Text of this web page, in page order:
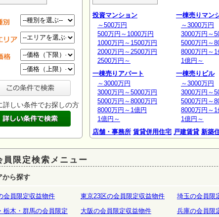
詳しい条件でお探しの方
投資マンション
～500万円
500万円～1000万円
1000万円～1500万円
2000万円～2500万円
2500万円～
一棟売りアパート
～3000万円
3000万円～5000万円
5000万円～8000万円
8000万円～1億円
1億円～
一棟売りマン
～3000万円
3000万円～
5000万円～
8000万円～1
1億円～
一棟売りビル
～3000万円
3000万円～
5000万円～
8000万円～1
1億円～
店舗・事務所 賃貸併用住宅 戸建賃貸 新築
員限定検索メニュー
から探す
会員限定収益物件 東京23区の会員限定収益物件 埼玉の会員限
栃木・群馬の会員限定
大阪の会員限定収益物件 兵庫の会員限